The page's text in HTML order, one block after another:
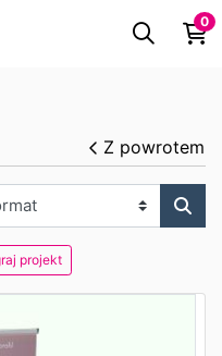
0
Z powrotem
projekt